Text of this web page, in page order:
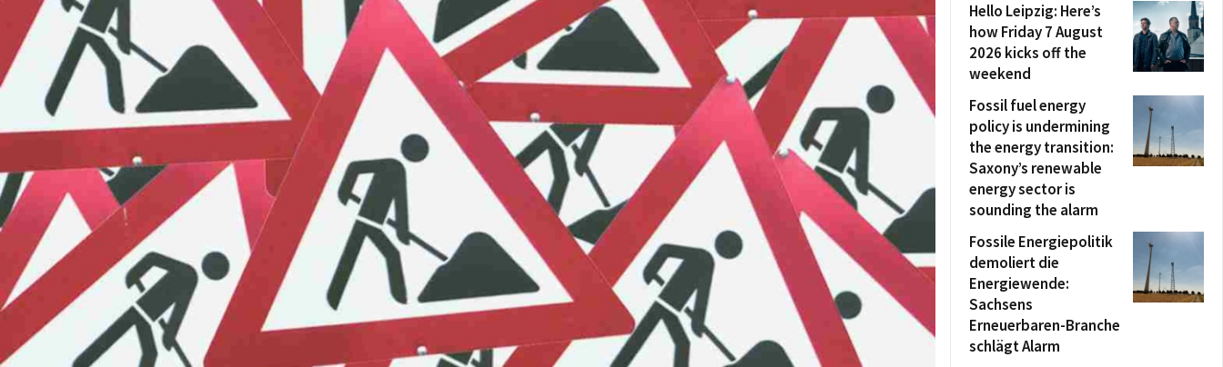
Hello Leipzig: Here’s
how Friday 7 August
2026 kicks off the
weekend
Fossil fuel energy
policy is undermining
the energy transition:
Saxony’s renewable
energy sector is
sounding the alarm
Fossile Energiepolitik
demoliert die
Energiewende:
Sachsens
Erneuerbaren-Branche
schlägt Alarm